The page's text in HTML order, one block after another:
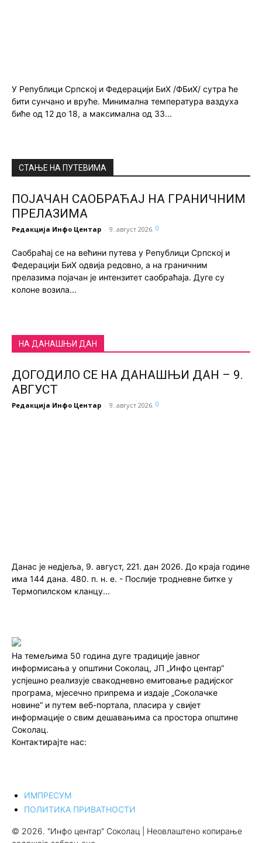
У Републици Српској и Федерацији БиХ /ФБиХ/ сутра ће
бити сунчано и вруће. Минимална температура ваздуха
биће од 12 до 18, а максимална од 33...
СТАЊЕ НА ПУТЕВИМА
ПОЈАЧАН САОБРАЋАЈ НА ГРАНИЧНИМ
ПРЕЛАЗИМА
Редакција Инфо Центар - 9. август 2026. 0
Саобраћај се на већини путева у Републици Српској и
Федерацији БиХ одвија редовно, а на граничним
прелазима појачан је интензитет саобраћаја. Дуге су
колоне возила...
НА ДАНАШЊИ ДАН
ДОГОДИЛО СЕ НА ДАНАШЊИ ДАН – 9.
АВГУСТ
Редакција Инфо Центар - 9. август 2026. 0
Данас је недјеља, 9. август, 221. дан 2026. До краја године
има 144 дана. 480. п. н. е. - Послије тродневне битке у
Термопилском кланцу...
На темељима 50 година дуге традиције јавног
информисања у општини Соколац, ЈП „Инфо центар“
успјешно реализује свакодневно емитовање радијског
програма, мјесечно припрема и издаје „Соколачке
новине“ и путем веб-портала, пласира у свијет
информације о свим дешавањима са простора општине
Соколац.
Контактирајте нас:
ИМПРЕСУМ
ПОЛИТИКА ПРИВАТНОСТИ
© 2026. "Инфо центар" Соколац | Неовлаштено копирање